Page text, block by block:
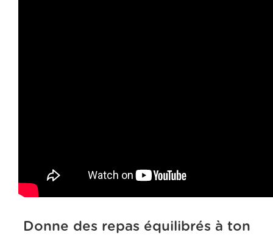
Donne des repas équilibrés à ton